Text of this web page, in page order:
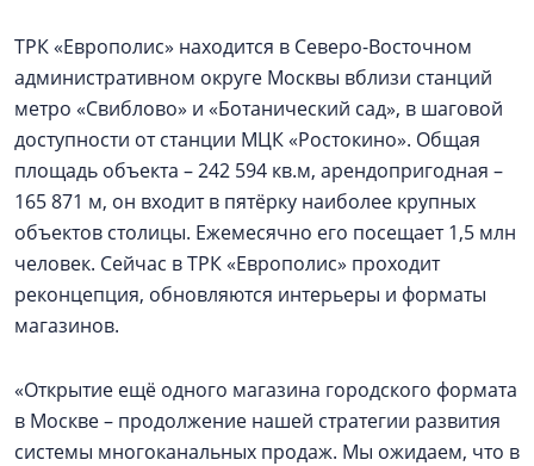
ТРК «Европолис» находится в Северо-Восточном
административном округе Москвы вблизи станций
метро «Свиблово» и «Ботанический сад», в шаговой
доступности от станции МЦК «Ростокино». Общая
площадь объекта – 242 594 кв.м, арендопригодная –
165 871 м, он входит в пятёрку наиболее крупных
объектов столицы. Ежемесячно его посещает 1,5 млн
человек. Сейчас в ТРК «Европолис» проходит
реконцепция, обновляются интерьеры и форматы
магазинов.
«Открытие ещё одного магазина городского формата
в Москве – продолжение нашей стратегии развития
системы многоканальных продаж. Мы ожидаем, что в